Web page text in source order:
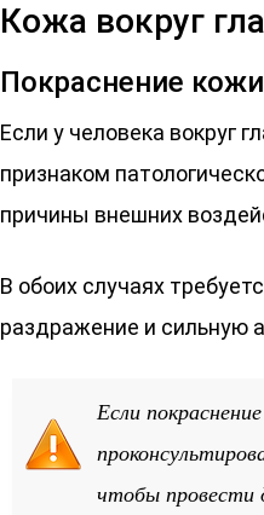
Кожа вокруг
Покраснение кожи
Если у человека вокруг
признаком
причины внешних
В обоих случаях
раздражение и сильную
Если
чтобы провести